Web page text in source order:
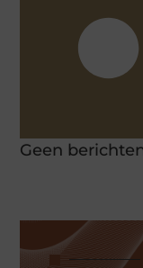
Geen